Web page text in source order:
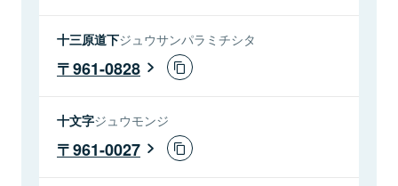
十三原道下ジュウサンパラミチシタ
961-0828
十文字ジュウモンジ
961-0027